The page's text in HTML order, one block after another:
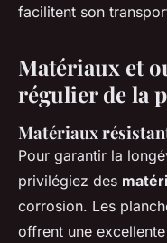
facilitent son
Matériaux et
régulier de la
Matériaux
Pour garantir la
privilégiez des
corrosion. Les
offrent une